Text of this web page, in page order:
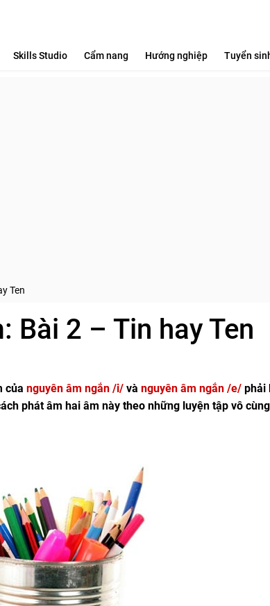
Skills Studio Cẩm nang Hướng nghiệp Tuyển
Ten
Bài 2 – Tin hay Ten
của nguyên âm ngắn /i/ và nguyên âm ngắn /e/ phải
phát âm hai âm này theo những luyện tập vô